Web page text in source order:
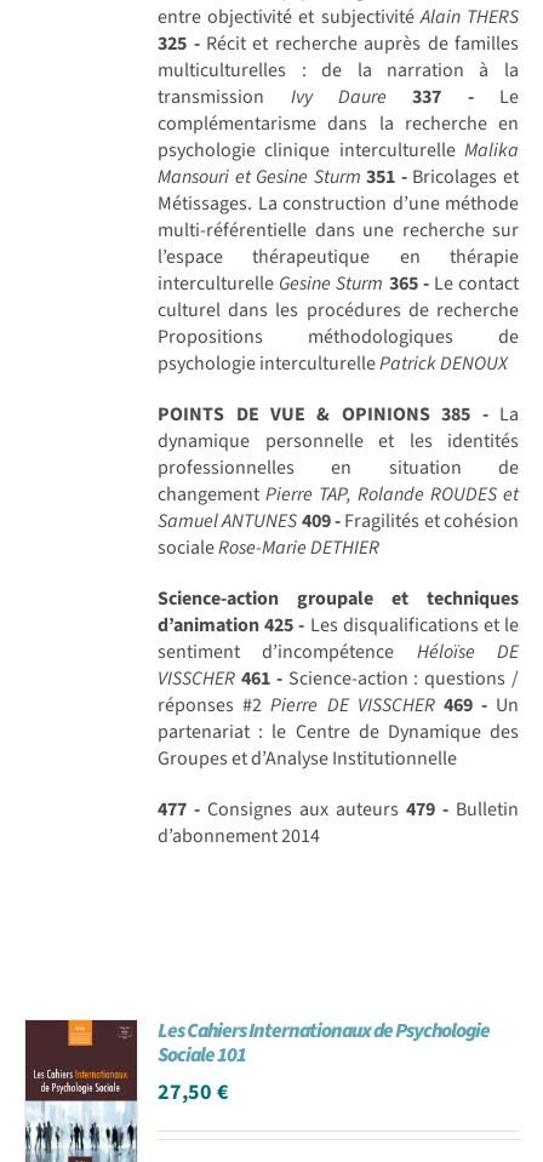
entre objectivité et subjectivitéAlain THERS
325 -Récit et recherche auprès de familles
multiculturelles : de la narration à la
transmission Ivy Daure 337 -Le
complémentarisme dans la recherche en
psychologie clinique interculturelle Malika
Mansouri et Gesine Sturm 351 -Bricolages et
Métissages. La construction d’une méthode
multi-référentielle dans une recherche sur
l’espace thérapeutique en thérapie
interculturelle Gesine Sturm 365 -Le contact
culturel dans les procédures de recherche
Propositions méthodologiques de
psychologie interculturellePatrick DENOUX
POINTS DE VUE & OPINIONS 385 -La
dynamique personnelle et les identités
professionnelles en situation de
changementPierre TAP, Rolande ROUDES et
Samuel ANTUNES409 -Fragilités et cohésion
socialeRose-Marie DETHIER
Science-action groupale et techniques
d’animation425 - Les disqualifications et le
sentiment d’incompétence Héloïse DE
VISSCHER 461 -Science-action : questions /
réponses #2Pierre DE VISSCHER 469 -Un
partenariat : le Centre de Dynamique des
Groupes et d’Analyse Institutionnelle
477 - Consignes aux auteurs479 - Bulletin
d’abonnement 2014
Les Cahiers Internationaux de Psychologie
Sociale 101
27,50€